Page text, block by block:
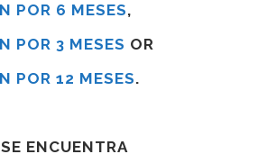
POR 6 MESES,
POR 3 MESES OR
POR 12 MESES.
ENCUENTRA